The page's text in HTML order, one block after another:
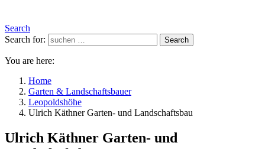
Search
Search for:
Search
You are here:
Home
Garten & Landschaftsbauer
Leopoldshöhe
Ulrich Käthner Garten- und Landschaftsbau
Ulrich Käthner Garten- und